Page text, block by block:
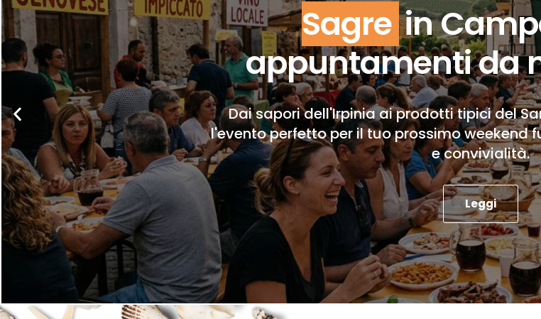
Sagre in
appuntamenti da
Dai sapori dell'Irpinia ai prodotti tipici del
l'evento perfetto per il tuo prossimo weekend
e convivialità.
Leggi